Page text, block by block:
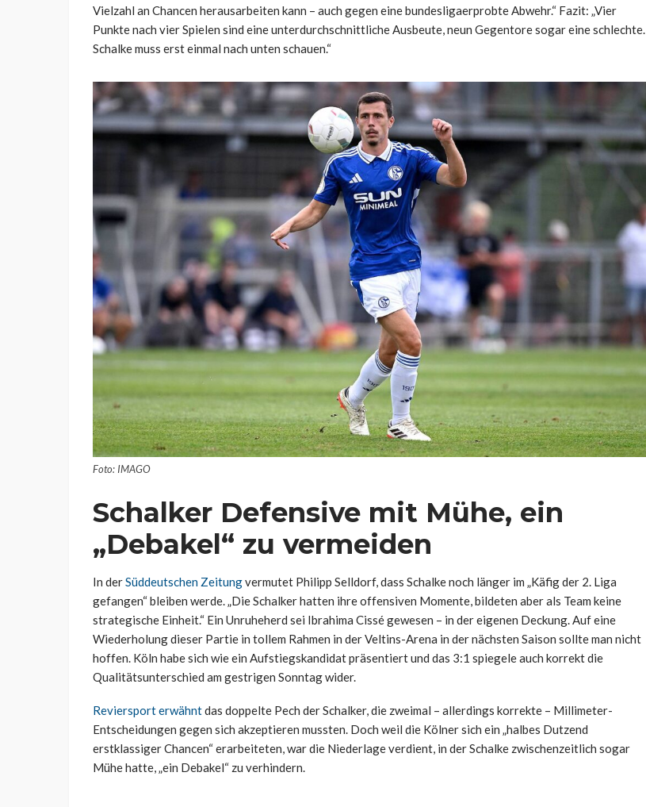
Vielzahl an Chancen herausarbeiten kann – auch gegen eine bundesligaerprobte Abwehr.“ Fazit: „Vier
Punkte nach vier Spielen sind eine unterdurchschnittliche Ausbeute, neun Gegentore sogar eine schlechte.
Schalke muss erst einmal nach unten schauen.“
Foto: IMAGO
Schalker Defensive mit Mühe, ein
„Debakel“ zu vermeiden
In derSüddeutschen Zeitungvermutet Philipp Selldorf, dass Schalke noch länger im „Käfig der 2. Liga
gefangen“ bleiben werde. „Die Schalker hatten ihre offensiven Momente, bildeten aber als Team keine
strategische Einheit.“ Ein Unruheherd sei Ibrahima Cissé gewesen – in der eigenen Deckung. Auf eine
Wiederholung dieser Partie in tollem Rahmen in der Veltins-Arena in der nächsten Saison sollte man nicht
hoffen. Köln habe sich wie ein Aufstiegskandidat präsentiert und das 3:1 spiegele auch korrekt die
Qualitätsunterschied am gestrigen Sonntag wider.
Reviersport erwähntdas doppelte Pech der Schalker, die zweimal – allerdings korrekte – Millimeter-
Entscheidungen gegen sich akzeptieren mussten. Doch weil die Kölner sich ein „halbes Dutzend
erstklassiger Chancen“ erarbeiteten, war die Niederlage verdient, in der Schalke zwischenzeitlich sogar
Mühe hatte, „ein Debakel“ zu verhindern.